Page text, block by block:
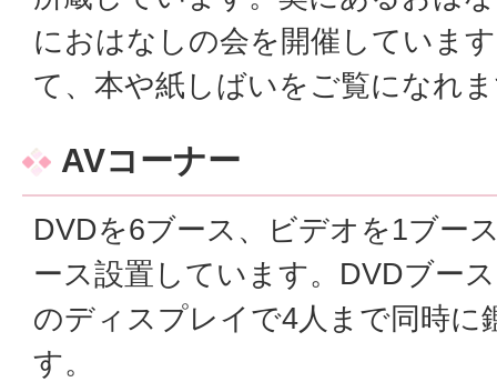
におはなしの会を開催していま
て、本や紙しばいをご覧になれ
AVコーナー
DVDを6ブース、ビデオを1ブー
ース設置しています。DVDブー
のディスプレイで4人まで同時に
す。